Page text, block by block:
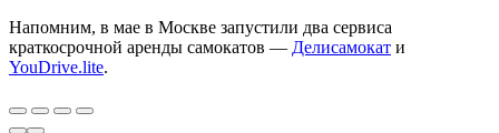
Напомним, в мае в Москве запустили два сервиса
краткосрочной аренды самокатов — Делисамокат и
YouDrive.lite.